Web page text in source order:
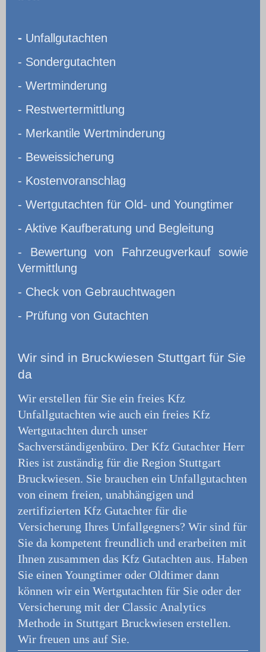
- Unfallgutachten
- Sondergutachten
- Wertminderung
- Restwertermittlung
- Merkantile Wertminderung
- Beweissicherung
- Kostenvoranschlag
- Wertgutachten für Old- und Youngtimer
- Aktive Kaufberatung und Begleitung
- Bewertung von Fahrzeugverkauf sowie
Vermittlung
- Check von Gebrauchtwagen
- Prüfung von Gutachten
Wir sind in Bruckwiesen Stuttgart für Sie
da
Wir erstellen für Sie ein freies Kfz
Unfallgutachten wie auch ein freies Kfz
Wertgutachten durch unser
Sachverständigenbüro. Der Kfz Gutachter Herr
Ries ist zuständig für die Region Stuttgart
Bruckwiesen. Sie brauchen ein Unfallgutachten
von einem freien, unabhängigen und
zertifizierten Kfz Gutachter für die
Versicherung Ihres Unfallgegners? Wir sind für
Sie da kompetent freundlich und erarbeiten mit
Ihnen zusammen das Kfz Gutachten aus. Haben
Sie einen Youngtimer oder Oldtimer dann
können wir ein Wertgutachten für Sie oder der
Versicherung mit der Classic Analytics
Methode in Stuttgart Bruckwiesen erstellen.
Wir freuen uns auf Sie.